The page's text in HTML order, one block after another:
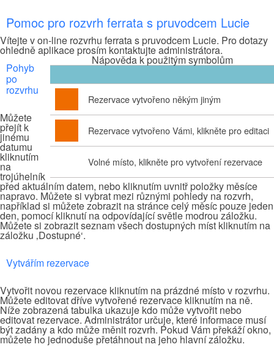
Pomoc pro rozvrh ferrata s pruvodcem Lucie
Vítejte v on-line rozvrhu ferrata s pruvodcem Lucie. Pro dotazy
ohledně aplikace prosím kontaktujte administrátora.
Nápověda k použitým symbolům
Rezervace vytvořeno někým jiným
Rezervace vytvořeno Vámi, klikněte pro editaci
Volné místo, klikněte pro vytvoření rezervace
Pohyb
po
rozvrhu
Můžete
přejít k
jinému
datumu
kliknutím
na
trojúhelník
před aktuálním datem, nebo kliknutím uvnitř položky měsíce
napravo. Můžete si vybrat mezi různými pohledy na rozvrh,
například si můžete zobrazit na stránce celý měsíc pouze jeden
den, pomocí kliknutí na odpovídající světle modrou záložku.
Můžete si zobrazit seznam všech dostupných míst kliknutím na
záložku ‚Dostupné‘.
Vytvářím rezervace
Vytvořit novou rezervace kliknutím na prázdné místo v rozvrhu.
Můžete editovat dříve vytvořené rezervace kliknutím na ně.
Níže zobrazená tabulka ukazuje kdo může vytvořit nebo
editovat rezervace. Administrátor určuje, které informace musí
být zadány a kdo může měnit rozvrh. Pokud Vám překáží okno,
můžete ho jednoduše přetáhnout na jeho hlavní záložku.